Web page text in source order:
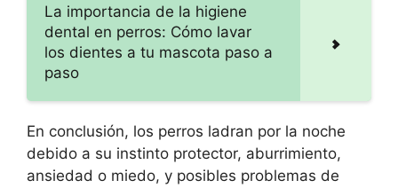
La importancia de la higiene
dental en perros: Cómo lavar
los dientes a tu mascota paso a
paso
En conclusión, los perros ladran por la noche
debido a su instinto protector, aburrimiento,
ansiedad o miedo, y posibles problemas de